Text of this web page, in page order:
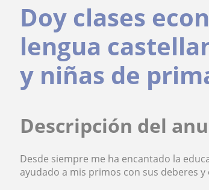
Doy clases
lengua
y niñas de
Descripción del
Desde siempre me ha encantado la
ayudado a mis primos con sus deberes